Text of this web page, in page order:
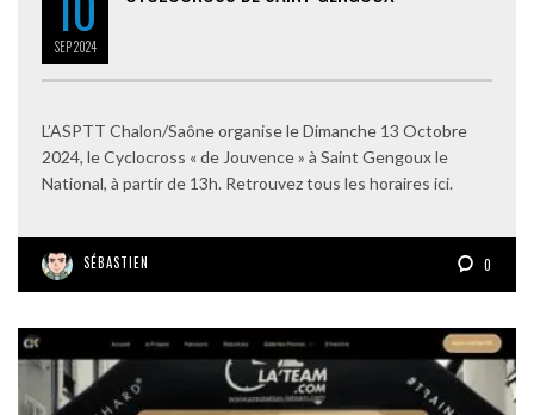
SEP2024
L’ASPTT Chalon/Saône organise le Dimanche 13 Octobre
2024, le Cyclocross « de Jouvence » à Saint Gengoux le
National, à partir de 13h. Retrouvez tous les horaires ici.
SÉBASTIEN 0